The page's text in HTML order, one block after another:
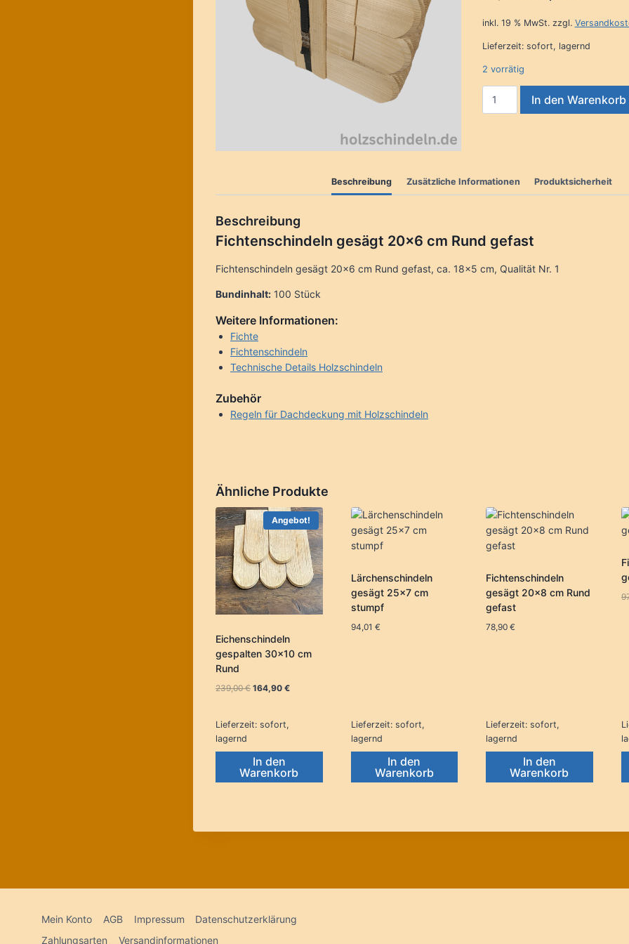
49,90 € 34,90 €.
inkl. 19 % MwSt. zzgl.
Lieferzeit: sofort, lagernd
2 vorrätig
Menge
In den Warenkorb
Beschreibung Zusätzliche Informationen Produktsicherheit
Beschreibung
Fichtenschindeln gesägt 20×6 cm Rund gefast
Fichtenschindeln gesägt 20×6 cm Rund gefast, ca. 18×5 cm, Qualität Nr. 1
Bundinhalt: 100 Stück
Weitere Informationen:
Fichte
Fichtenschindeln
Technische Details Holzschindeln
Zubehör
Regeln für Dachdeckung mit Holzschindeln
Ähnliche Produkte
Angebot!
Eichenschindeln
gespalten 30×10 cm
Rund
239,00€ Ursprünglicher
239,00 €
164,90 €Aktueller
Lieferzeit: sofort,
lagernd
In den
Warenkorb
Lärchenschindeln
gesägt 25×7 cm
stumpf
94,01 €
Lieferzeit: sofort,
lagernd
In den
Warenkorb
Fichtenschindeln
gesägt 20×8 cm Rund
gefast
78,90 €
Lieferzeit: sofort,
lagernd
In den
Warenkorb
Mein Konto AGB Impressum
Datenschutzerklärung
Zahlungsarten
Versandinformationen